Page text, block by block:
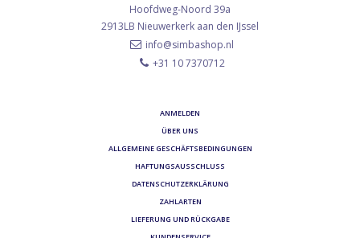
Hoofdweg-Noord 39a
2913LB Nieuwerkerk aan den IJssel
info@simbashop.nl
+31 10 7370712
ANMELDEN
ÜBER UNS
ALLGEMEINE GESCHÄFTSBEDINGUNGEN
HAFTUNGSAUSSCHLUSS
DATENSCHUTZERKLÄRUNG
ZAHLARTEN
LIEFERUNG UND RÜCKGABE